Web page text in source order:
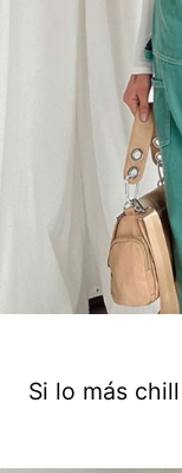
Si lo más